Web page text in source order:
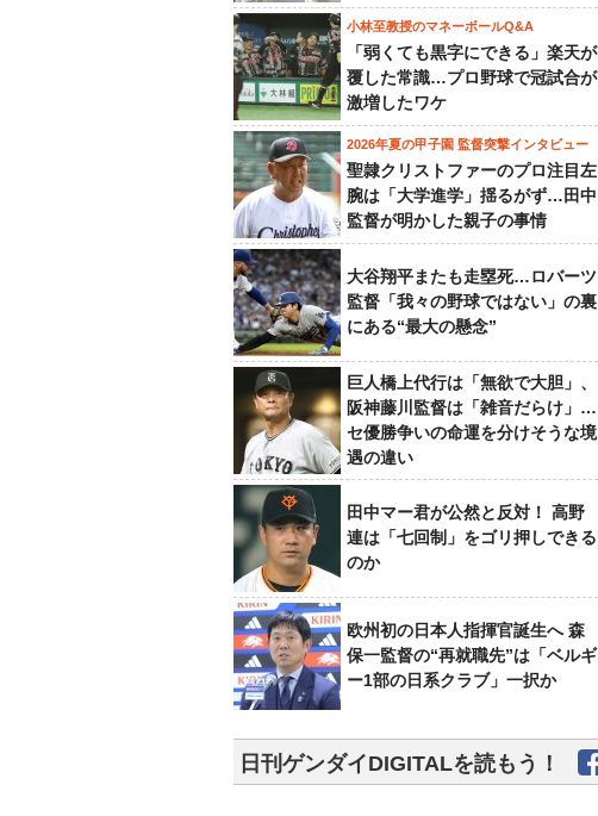
小林至教授のマネーボールQ&A
「弱くても黒字にできる」楽天が
覆した常識…プロ野球で冠試合が
激増したワケ
2026年夏の甲子園 監督突撃インタビュー
聖隷クリストファーのプロ注目左
腕は「大学進学」揺るがず…田中
監督が明かした親子の事情
大谷翔平またも走塁死…ロバーツ
監督「我々の野球ではない」の裏
にある“最大の懸念”
巨人橋上代行は「無欲で大胆」、
阪神藤川監督は「雑音だらけ」…
セ優勝争いの命運を分けそうな境
遇の違い
田中マー君が公然と反対！ 高野
連は「七回制」をゴリ押しできる
のか
欧州初の日本人指揮官誕生へ 森
保一監督の“再就職先”は「ベルギ
ー1部の日系クラブ」一択か
日刊ゲンダイDIGITALを読もう！